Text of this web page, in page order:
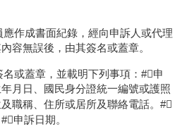
作成書面紀錄，經向申訴人或代理
容無誤後，由其簽名或蓋章。
或蓋章，並載明下列事項：#申
月日、國民身分證統一編號或護照
職稱、住所或居所及聯絡電話。#
申訴日期。